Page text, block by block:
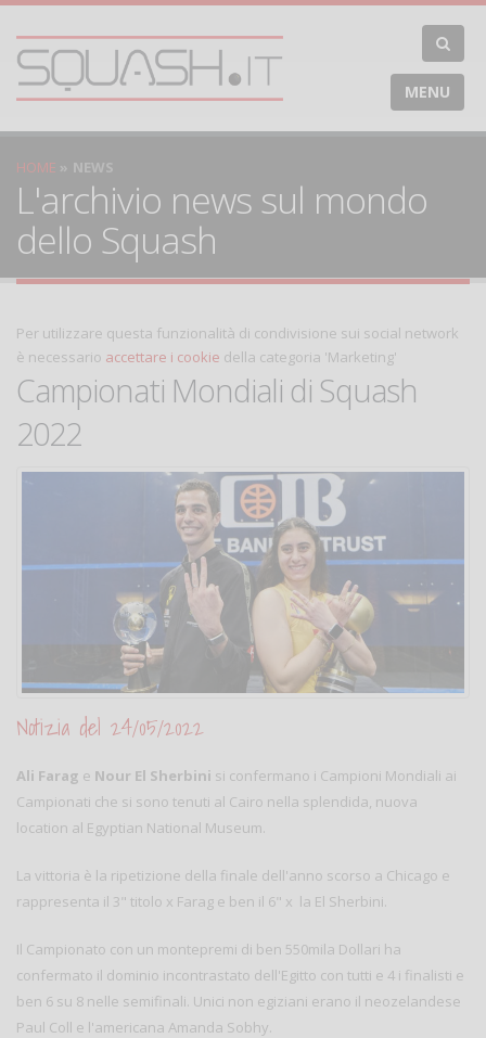
MENU
HOME NEWS
L'archivio news sul mondo
dello Squash
Per utilizzare questa funzionalità di condivisione sui social network
è necessario accettare i cookie della categoria 'Marketing'
Campionati Mondiali di Squash
2022
Notizia del 24/05/2022
Ali Farag e Nour El Sherbini si confermano i Campioni Mondiali ai
Campionati che si sono tenuti al Cairo nella splendida, nuova
location al Egyptian National Museum.
La vittoria è la ripetizione della finale dell'anno scorso a Chicago e
rappresenta il 3" titolo x Farag e ben il 6" x la El Sherbini.
Il Campionato con un montepremi di ben 550mila Dollari ha
confermato il dominio incontrastato dell'Egitto con tutti e 4 i finalisti e
ben 6 su 8 nelle semifinali. Unici non egiziani erano il neozelandese
Paul Coll e l'americana Amanda Sobhy.